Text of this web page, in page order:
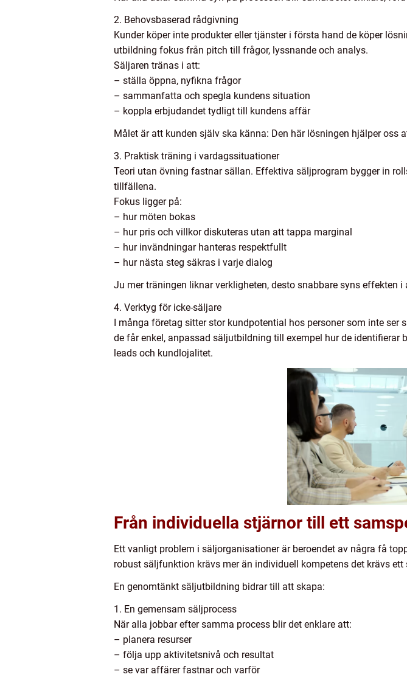
2. Behovsbaserad rådgivning
Kunder köper inte produkter eller tjänster i första hand de köper
utbildning fokus från pitch till frågor, lyssnande och analys.
Säljaren tränas i att:
– ställa öppna, nyfikna frågor
– sammanfatta och spegla kundens situation
– koppla erbjudandet tydligt till kundens affär
Målet är att kunden själv ska känna: Den här lösningen hjälper oss
3. Praktisk träning i vardagssituationer
Teori utan övning fastnar sällan. Effektiva säljprogram bygger in
tillfällena.
Fokus ligger på:
– hur möten bokas
– hur pris och villkor diskuteras utan att tappa marginal
– hur invändningar hanteras respektfullt
– hur nästa steg säkras i varje dialog
Ju mer träningen liknar verkligheten, desto snabbare syns effekten i
4. Verktyg för icke-säljare
I många företag sitter stor kundpotential hos personer som inte ser
de får enkel, anpassad säljutbildning till exempel hur de
leads och kundlojalitet.
Från individuella stjärnor till ett
Ett vanligt problem i säljorganisationer är beroendet av några få
robust säljfunktion krävs mer än individuell kompetens det krävs ett
En genomtänkt säljutbildning bidrar till att skapa:
1. En gemensam säljprocess
När alla jobbar efter samma process blir det enklare att:
– planera resurser
– följa upp aktivitetsnivå och resultat
– se var affärer fastnar och varför